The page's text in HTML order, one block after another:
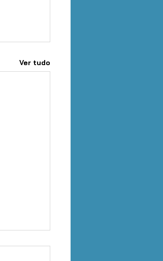
Ver tudo